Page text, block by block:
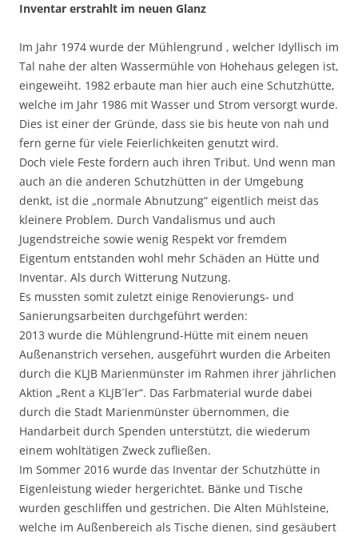
Inventar erstrahlt im neuen Glanz
Im Jahr 1974 wurde der Mühlengrund , welcher Idyllisch im
Tal nahe der alten Wassermühle von Hohehaus gelegen ist,
eingeweiht. 1982 erbaute man hier auch eine Schutzhütte,
welche im Jahr 1986 mit Wasser und Strom versorgt wurde.
Dies ist einer der Gründe, dass sie bis heute von nah und
fern gerne für viele Feierlichkeiten genutzt wird.
Doch viele Feste fordern auch ihren Tribut. Und wenn man
auch an die anderen Schutzhütten in der Umgebung
denkt, ist die „normale Abnutzung“ eigentlich meist das
kleinere Problem. Durch Vandalismus und auch
Jugendstreiche sowie wenig Respekt vor fremdem
Eigentum entstanden wohl mehr Schäden an Hütte und
Inventar. Als durch Witterung Nutzung.
Es mussten somit zuletzt einige Renovierungs- und
Sanierungsarbeiten durchgeführt werden:
2013 wurde die Mühlengrund-Hütte mit einem neuen
Außenanstrich versehen, ausgeführt wurden die Arbeiten
durch die KLJB Marienmünster im Rahmen ihrer jährlichen
Aktion „Rent a KLJB´ler“. Das Farbmaterial wurde dabei
durch die Stadt Marienmünster übernommen, die
Handarbeit durch Spenden unterstützt, die wiederum
einem wohltätigen Zweck zufließen.
Im Sommer 2016 wurde das Inventar der Schutzhütte in
Eigenleistung wieder hergerichtet. Bänke und Tische
wurden geschliffen und gestrichen. Die Alten Mühlsteine,
welche im Außenbereich als Tische dienen, sind gesäubert